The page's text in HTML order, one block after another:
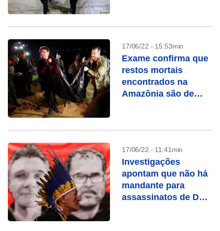
17/06/22 - 15:53min
Exame confirma que
restos mortais
encontrados na
Amazônia são de
17/06/22 - 11:41min
Investigações
apontam que não há
mandante para
assassinatos de Dom